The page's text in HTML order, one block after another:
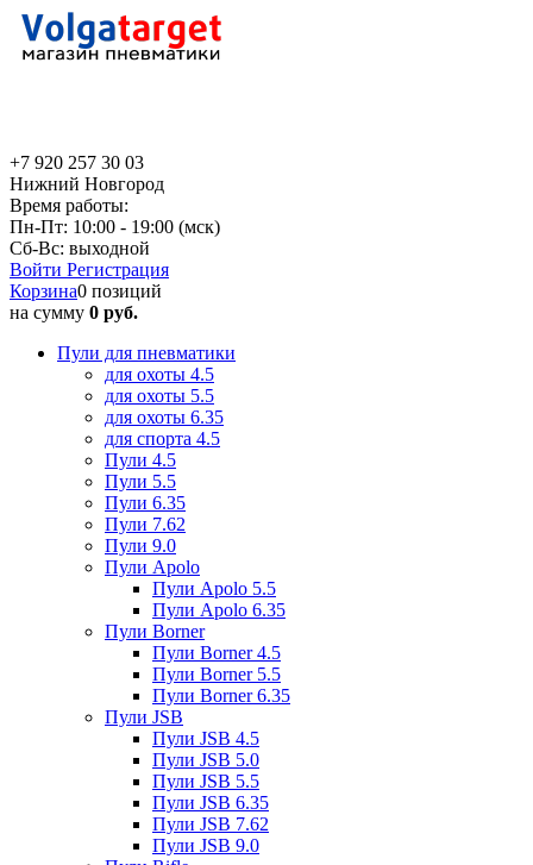
+7 920 257 30 03
Нижний Новгород
Время работы:
Пн-Пт: 10:00 - 19:00 (мск)
Сб-Вс: выходной
Войти Регистрация
Корзина0 позиций
на сумму 0 руб.
Пули для пневматики
для охоты 4.5
для охоты 5.5
для охоты 6.35
для спорта 4.5
Пули 4.5
Пули 5.5
Пули 6.35
Пули 7.62
Пули 9.0
Пули Apolo
Пули Apolo 5.5
Пули Apolo 6.35
Пули Borner
Пули Borner 4.5
Пули Borner 5.5
Пули Borner 6.35
Пули JSB
Пули JSB 4.5
Пули JSB 5.0
Пули JSB 5.5
Пули JSB 6.35
Пули JSB 7.62
Пули JSB 9.0